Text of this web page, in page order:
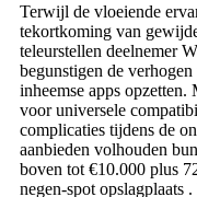
Terwijl de vloeiende
tekortkoming van
teleurstellen deelnemer
begunstigen de
inheemse apps opzetten.
voor universele
complicaties tijdens de
aanbieden volhouden
boven tot €10.000 plus
negen-spot opslagplaats